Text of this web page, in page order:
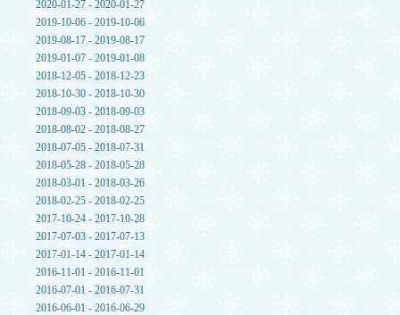
2020-01-27 - 2020-01-27
2019-10-06 - 2019-10-06
2019-08-17 - 2019-08-17
2019-01-07 - 2019-01-08
2018-12-05 - 2018-12-23
2018-10-30 - 2018-10-30
2018-09-03 - 2018-09-03
2018-08-02 - 2018-08-27
2018-07-05 - 2018-07-31
2018-05-28 - 2018-05-28
2018-03-01 - 2018-03-26
2018-02-25 - 2018-02-25
2017-10-24 - 2017-10-28
2017-07-03 - 2017-07-13
2017-01-14 - 2017-01-14
2016-11-01 - 2016-11-01
2016-07-01 - 2016-07-31
2016-06-01 - 2016-06-29